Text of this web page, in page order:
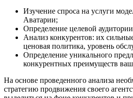
Изучение спроса на услуги
Аватарии;
Определение целевой
Анализ конкурентов: их
ценовая политика, уровень
Определение уникального
конкурентных преимуществ
На основе проведенного анализа
стратегию продвижения своего